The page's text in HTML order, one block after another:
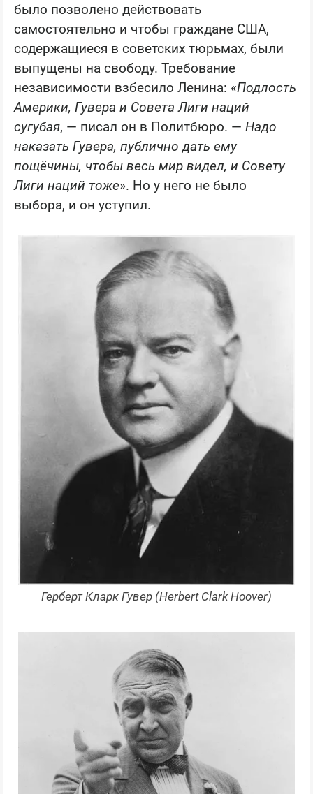
было позволено действовать
самостоятельно и чтобы граждане США,
содержащиеся в советских тюрьмах, были
выпущены на свободу. Требование
независимости взбесило Ленина: «Подлость
Америки, Гувера и Совета Лиги наций
сугубая, — писал он в Политбюро. —Надо
наказать Гувера, публично дать ему
пощёчины, чтобы весь мир видел, и Совету
Лиги наций тоже». Но у него не было
выбора, и он уступил.
Герберт Кларк Гувер (Herbert Clark Hoover)